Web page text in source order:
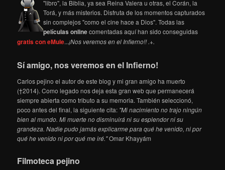
"libro", la Biblia, ya sea Reina Valera u otras, el Corán, la
Torá, y más misterios. Disfruta de los momentos capturados
sin complejos "como el cine hace a Dios". Todas las
películas onlinecomentadas aquí han sido conseguidas
gratis con eMule...¡Nos veremos en el Infierno!! .+.
Sí amigo, nos veremos en el Infierno!
Carlos pejino el autor de este blog y mi gran amigo ha muerto
(†2014). Como legado nos deja esta gran web que permanecerá
siempre abierta como tributo a su memoria. También seleccionó,
poco antes del final, la siguiente cita: "Mi nacimiento no trajo ningún
bien al mundo. Mi muerte no disminuirá ni su esplendor ni su
grandeza. Nadie pudo jamás explicarme para qué he venido, ni por
qué he venido ni por qué me iré."Omar Khayyám
Filmoteca pejino